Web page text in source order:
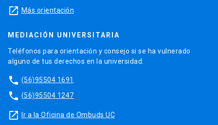
launch Más orientación
MEDIACIÓN UNIVERSITARIA
Teléfonos para orientación y consejo si se ha vulnerado
alguno de tus derechos en la universidad.
phone (56)95504 1691
phone (56)95504 1247
launch Ir a la Oficina de Ombuds UC